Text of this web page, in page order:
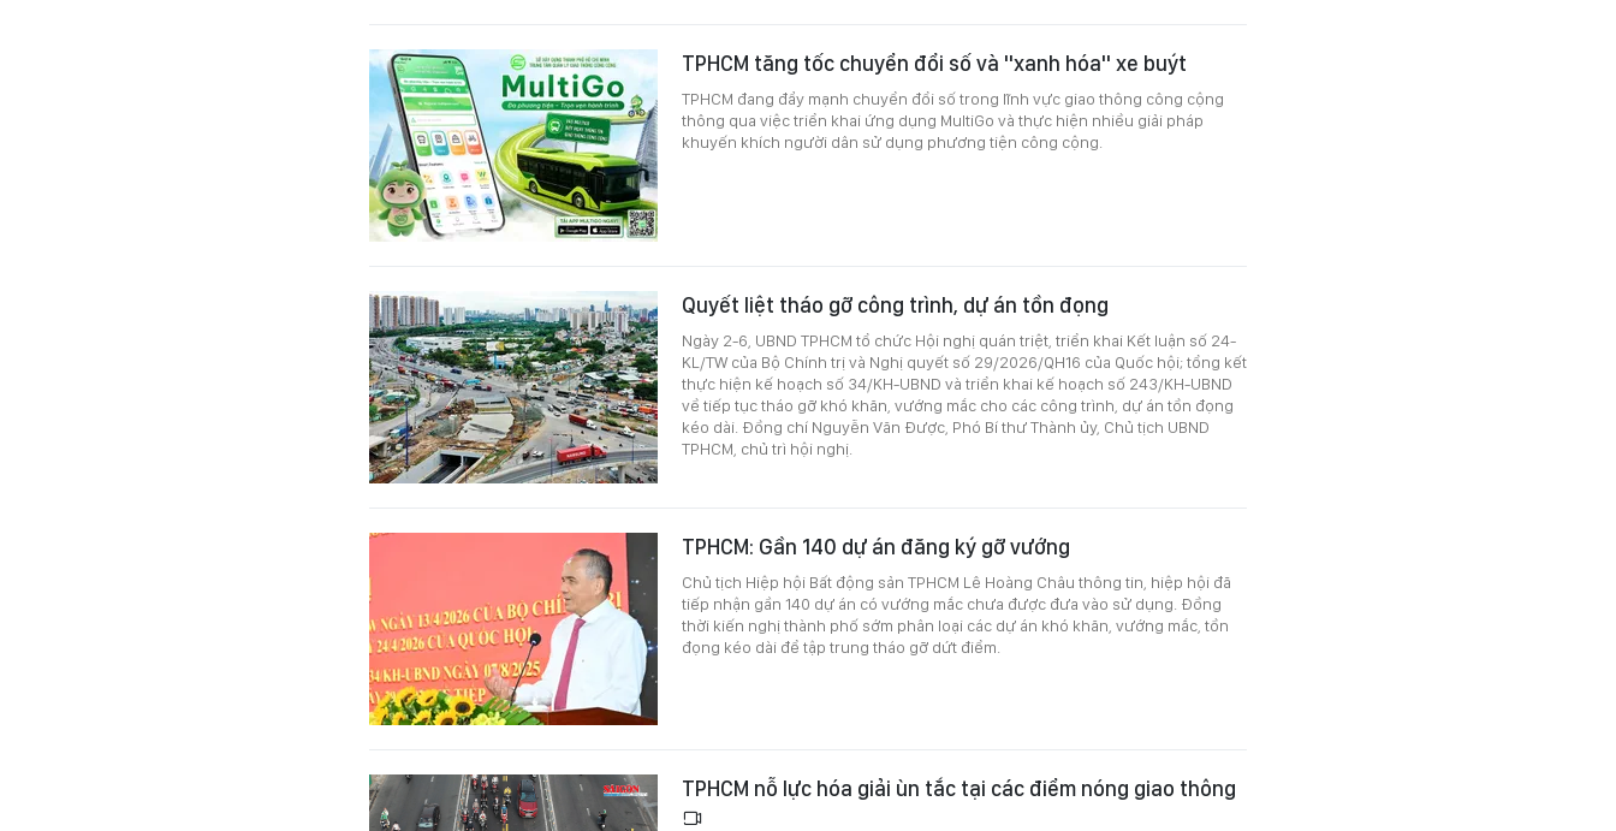
TPHCM tăng tốc chuyển đổi số và "xanh hóa" xe buýt
TPHCM đang đẩy mạnh chuyển đổi số trong lĩnh vực giao thông công cộng
thông qua việc triển khai ứng dụng MultiGo và thực hiện nhiều giải pháp
khuyến khích người dân sử dụng phương tiện công cộng.
Quyết liệt tháo gỡ công trình, dự án tồn đọng
Ngày 2-6, UBND TPHCM tổ chức Hội nghị quán triệt, triển khai Kết luận số 24-
KL/TW của Bộ Chính trị và Nghị quyết số 29/2026/QH16 của Quốc hội; tổng kết
thực hiện kế hoạch số 34/KH-UBND và triển khai kế hoạch số 243/KH-UBND
về tiếp tục tháo gỡ khó khăn, vướng mắc cho các công trình, dự án tồn đọng
kéo dài. Đồng chí Nguyễn Văn Được, Phó Bí thư Thành ủy, Chủ tịch UBND
TPHCM, chủ trì hội nghị.
TPHCM: Gần 140 dự án đăng ký gỡ vướng
Chủ tịch Hiệp hội Bất động sản TPHCM Lê Hoàng Châu thông tin, hiệp hội đã
tiếp nhận gần 140 dự án có vướng mắc chưa được đưa vào sử dụng. Đồng
thời kiến nghị thành phố sớm phân loại các dự án khó khăn, vướng mắc, tồn
đọng kéo dài để tập trung tháo gỡ dứt điểm.
TPHCM nỗ lực hóa giải ùn tắc tại các điểm nóng giao thông